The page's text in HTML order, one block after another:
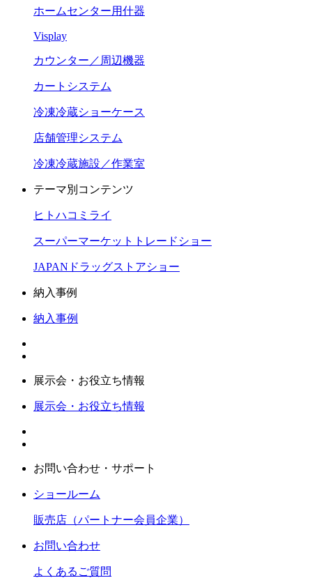
ホームセンター用什器
Visplay
カウンター／周辺機器
カートシステム
冷凍冷蔵ショーケース
店舗管理システム
冷凍冷蔵施設／作業室
テーマ別コンテンツ
ヒトハコミライ
スーパーマーケットトレードショー
JAPANドラッグストアショー
納入事例
納入事例
展示会・お役立ち情報
展示会・お役立ち情報
お問い合わせ・サポート
ショールーム
販売店（パートナー会員企業）
お問い合わせ
よくあるご質問